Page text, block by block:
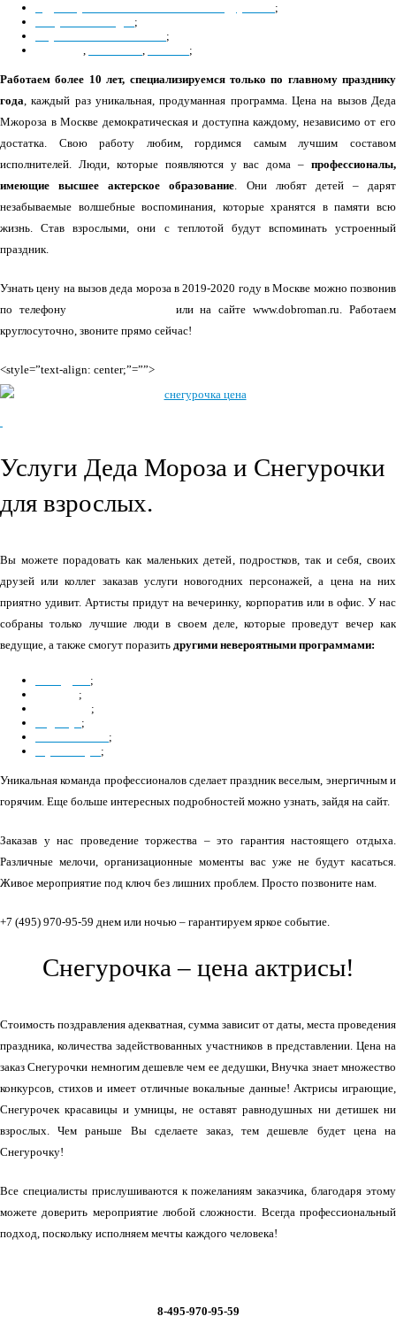
;
;
;
, , ;
Работаем более 10 лет, специализируемся только по главному празднику
года, каждый раз уникальная, продуманная программа. Цена на вызов Деда
Мжороза в Москве демократическая и доступна каждому, независимо от его
достатка. Свою работу любим, гордимся самым лучшим составом
исполнителей. Люди, которые появляются у вас дома – профессионалы,
имеющие высшее актерское образование. Они любят детей – дарят
незабываемые волшебные воспоминания, которые хранятся в памяти всю
жизнь. Став взрослыми, они с теплотой будут вспоминать устроенный
праздник.
Узнать цену на вызов деда мороза в 2019-2020 году в Москве можно позвонив
по телефону
или на сайте www.dobroman.ru. Работаем
круглосуточно, звоните прямо сейчас!
<style=”text-align: center;”=””>
Услуги Деда Мороза и Снегурочки
для взрослых.
Вы можете порадовать как маленьких детей, подростков, так и себя, своих
друзей или коллег заказав услуги новогодних персонажей, а цена на них
приятно удивит. Артисты придут на вечеринку, корпоратив или в офис. У нас
собраны только лучшие люди в своем деле, которые проведут вечер как
ведущие, а также смогут поразить другими невероятными программами:
;
;
;
;
;
;
Уникальная команда профессионалов сделает праздник веселым, энергичным и
горячим. Еще больше интересных подробностей можно узнать, зайдя на сайт.
Заказав у нас проведение торжества – это гарантия настоящего отдыха.
Различные мелочи, организационные моменты вас уже не будут касаться.
Живое мероприятие под ключ без лишних проблем. Просто позвоните нам.
+7 (495) 970-95-59 днем или ночью – гарантируем яркое событие.
Снегурочка – цена актрисы!
Стоимость поздравления адекватная, сумма зависит от даты, места проведения
праздника, количества задействованных участников в представлении. Цена на
заказ Снегурочки немногим дешевле чем ее дедушки, Внучка знает множество
конкурсов, стихов и имеет отличные вокальные данные! Актрисы играющие,
Снегурочек красавицы и умницы, не оставят равнодушных ни детишек ни
взрослых. Чем раньше Вы сделаете заказ, тем дешевле будет цена на
Снегурочку!
Все специалисты прислушиваются к пожеланиям заказчика, благодаря этому
можете доверить мероприятие любой сложности. Всегда профессиональный
подход, поскольку исполняем мечты каждого человека!
8-495-970-95-59